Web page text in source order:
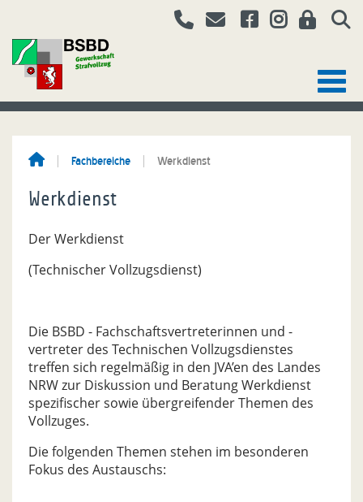
Fachbereiche Werkdienst
Werkdienst
Der Werkdienst
(Technischer Vollzugsdienst)
Die BSBD - Fachschaftsvertreterinnen und -
vertreter des Technischen Vollzugsdienstes
treffen sich regelmäßig in den JVA’en des Landes
NRW zur Diskussion und Beratung Werkdienst
spezifischer sowie übergreifender Themen des
Vollzuges.
Die folgenden Themen stehen im besonderen
Fokus des Austauschs: